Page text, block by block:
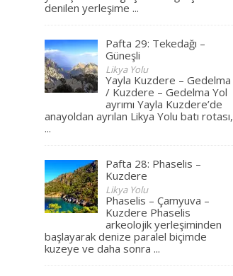
denilen yerleşime ...
Pafta 29: Tekedağı –
Güneşli
Likya Yolu
Yayla Kuzdere – Gedelma
/ Kuzdere – Gedelma Yol
ayrımı Yayla Kuzdere’de
anayoldan ayrılan Likya Yolu batı rotası,
...
Pafta 28: Phaselis –
Kuzdere
Likya Yolu
Phaselis – Çamyuva –
Kuzdere Phaselis
arkeolojik yerleşiminden
başlayarak denize paralel biçimde
kuzeye ve daha sonra ...